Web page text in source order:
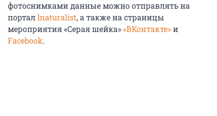
фотоснимками данные можно отправлять на
порталInaturalist, а также на страницы
мероприятия «Серая шейка»«ВКонтакте»и
Facebook.